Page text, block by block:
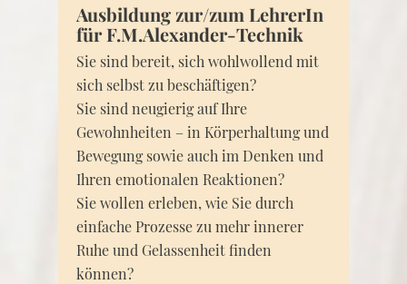
Ausbildung zur/zum LehrerIn
für F.M.Alexander-Technik
Sie sind bereit, sich wohlwollend mit
sich selbst zu beschäftigen?
Sie sind neugierig auf Ihre
Gewohnheiten – in Körperhaltung und
Bewegung sowie auch im Denken und
Ihren emotionalen Reaktionen?
Sie wollen erleben, wie Sie durch
einfache Prozesse zu mehr innerer
Ruhe und Gelassenheit finden
können?